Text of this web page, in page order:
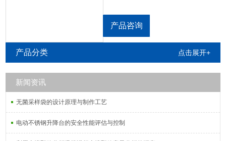
产品咨询
产品分类 点击展开+
新闻资讯
无菌采样袋的设计原理与制作工艺
电动不锈钢升降台的安全性能评估与控制